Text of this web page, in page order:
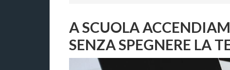
A SCUOLA
SENZA SPEGNERE LA